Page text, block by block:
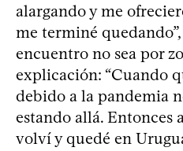
alargando y me
me terminé
encuentro no sea por
explicación: “Cuando
debido a la pandemia
estando allá. Entonces
volví y quedé en